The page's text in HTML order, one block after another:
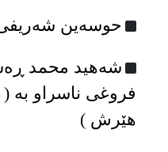
حوسەین
شەهید محمد
فروغی ناسراو بە (
هێرش )